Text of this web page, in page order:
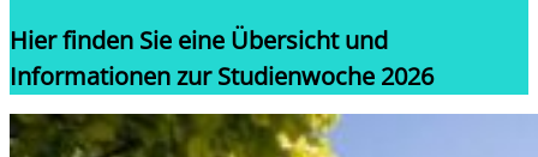
Hier finden Sie eine Übersicht und
Informationen zur Studienwoche 2026